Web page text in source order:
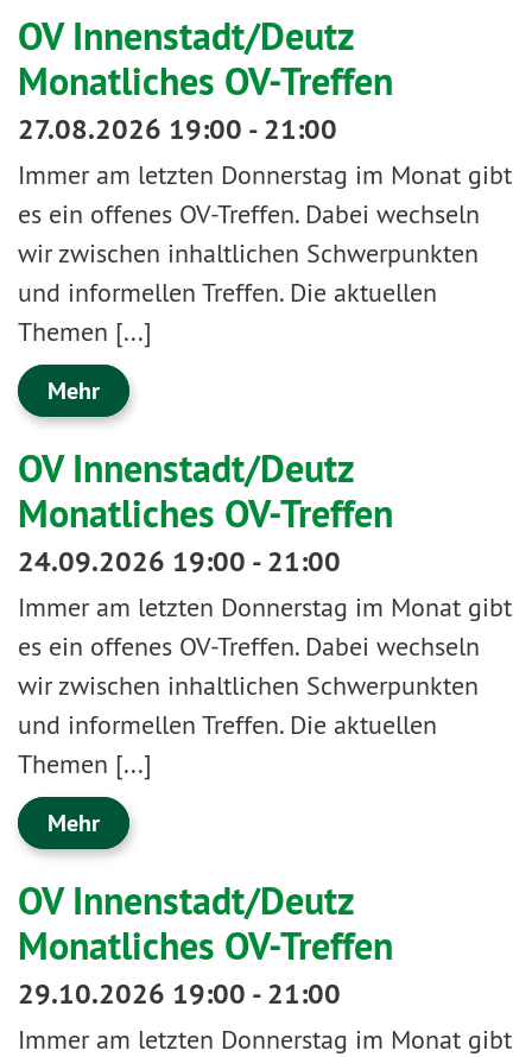
OV Innenstadt/Deutz
Monatliches OV-Treffen
27.08.2026 19:00 - 21:00
Immer am letzten Donnerstag im Monat gibt
es ein offenes OV-Treffen. Dabei wechseln
wir zwischen inhaltlichen Schwerpunkten
und informellen Treffen. Die aktuellen
Themen [...]
Mehr
OV Innenstadt/Deutz
Monatliches OV-Treffen
24.09.2026 19:00 - 21:00
Immer am letzten Donnerstag im Monat gibt
es ein offenes OV-Treffen. Dabei wechseln
wir zwischen inhaltlichen Schwerpunkten
und informellen Treffen. Die aktuellen
Themen [...]
Mehr
OV Innenstadt/Deutz
Monatliches OV-Treffen
29.10.2026 19:00 - 21:00
Immer am letzten Donnerstag im Monat gibt